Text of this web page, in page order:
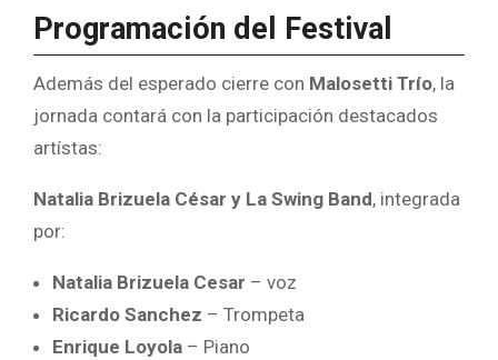
Programación del Festival
Además del esperado cierre con Malosetti Trío, la
jornada contará con la participación destacados
artístas:
Natalia Brizuela César y La Swing Band, integrada
por:
Natalia Brizuela Cesar – voz
Ricardo Sanchez – Trompeta
Enrique Loyola – Piano